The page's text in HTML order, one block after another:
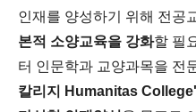
인재를 양성하기 위해 전공
본적 소양교육을 강화할 필
터 인문학과 교양과목을 전
칼리지 Humanitas College'